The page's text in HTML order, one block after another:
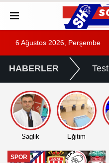
6 Ağustos 2026, Perşembe
HABERLER Test
Saglik Eğitim
EĞITIM